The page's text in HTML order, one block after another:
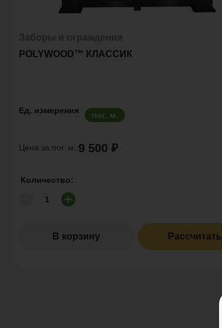
POLYWOOD™ КЛАССИК
Ед. измерения
пог. м.
Цена за пог. м.:9 500 ₽
Количество:
В корзину Рассчитать